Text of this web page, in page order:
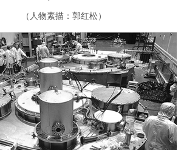
（人物素描：郭红松）